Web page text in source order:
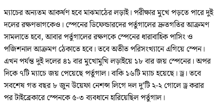
ম্যাচের অন্যতম আকর্ষণ হবে মাঝমাঠের লড়াই। পরীক্ষার মুখে পড়তে পারে দুই
দলের রক্ষণভাগকেও। স্পেনের ডিফেন্ডারদের পর্তুগালের দ্রুতগতির আক্রমণ
সামলাতে হবে, আবার পর্তুগালের রক্ষণকে স্পেনের ধারাবাহিক পাসিং ও
পজিশনাল আক্রমণ ঠেকাতে হবে। তবে অতীত পরিসংখ্যানে এগিয়ে স্পেন।
এখন পর্যন্ত দুই দলের ৪১ বার মুখোমুখি লড়াইয়ে ১৮ বার জয় স্পেনের। অপর
দিকে ৭টি ম্যাচে জয় পেয়েছে পর্তুগাল। বাকি ১৬টি ম্যাচ হয়েছে। ড্র। তবে
সবশেষ গত বছর ৮ জুন উয়েফা নেশন্স লিগে দল দু’টি ২-২ গোলে ড্র করার
পর টাইব্রেকারে স্পেনকে ৫-৩ ব্যবধানে হারিয়েছিল পর্তুগাল।